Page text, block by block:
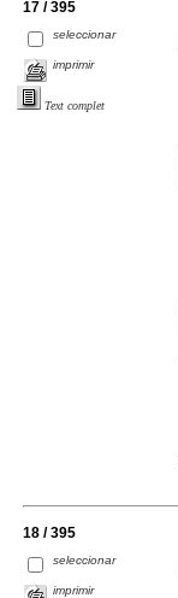
17 / 395
seleccionar
imprimir
Text complet
18 / 395
seleccionar
imprimir